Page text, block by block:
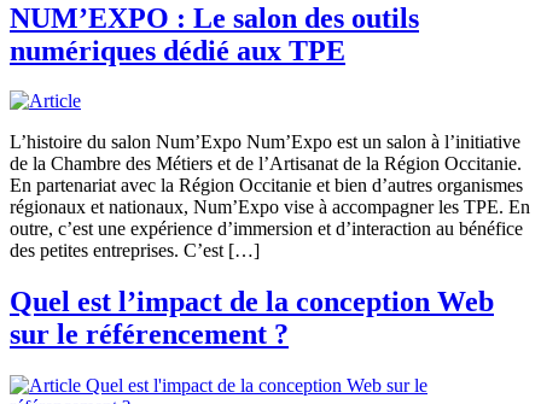
NUM’EXPO : Le salon des outils
numériques dédié aux TPE
L’histoire du salon Num’Expo Num’Expo est un salon à l’initiative
de la Chambre des Métiers et de l’Artisanat de la Région Occitanie.
En partenariat avec la Région Occitanie et bien d’autres organismes
régionaux et nationaux, Num’Expo vise à accompagner les TPE. En
outre, c’est une expérience d’immersion et d’interaction au bénéfice
des petites entreprises. C’est […]
Quel est l’impact de la conception Web
sur le référencement ?